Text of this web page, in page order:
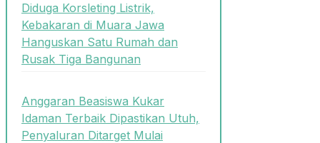
Diduga Korsleting Listrik,
Kebakaran di Muara Jawa
Hanguskan Satu Rumah dan
Rusak Tiga Bangunan
Anggaran Beasiswa Kukar
Idaman Terbaik Dipastikan Utuh,
Penyaluran Ditarget Mulai